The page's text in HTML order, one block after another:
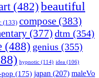
(482) beautiful
(133) compose (383)
(377) dtm (354)
(488) genius (355)
hypnotic (114) idea (106)
pop (175) japan (207) maleVo